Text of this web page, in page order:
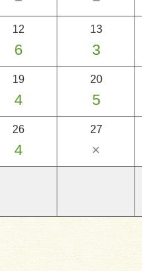
12
6
13
3
19
4
20
5
26
4
27
×